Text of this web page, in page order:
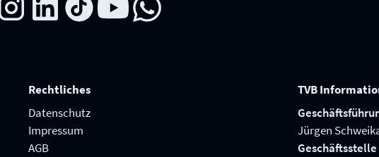
Rechtliches
Datenschutz
Impressum
AGB
TVB
Jürgen
Geschäftsstelle